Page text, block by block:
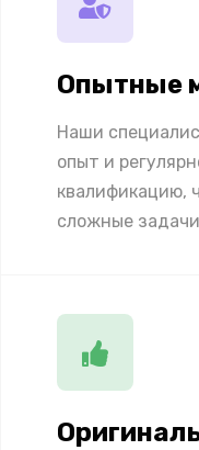
Опытные
Наши
опыт и
квалификацию,
сложные